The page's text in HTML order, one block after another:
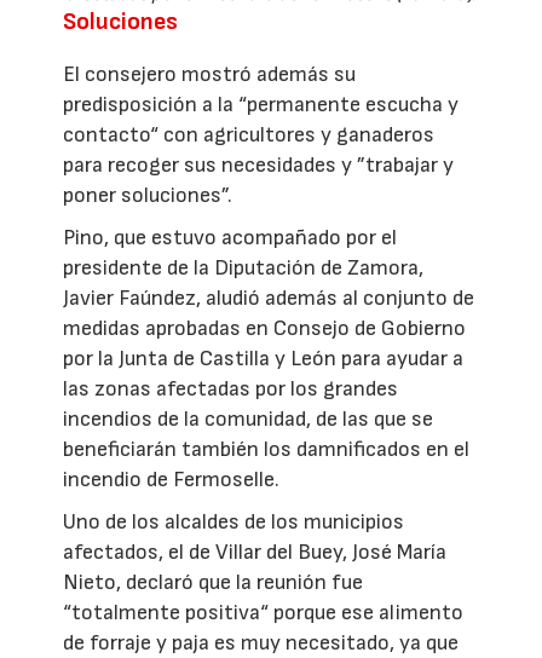
Soluciones
El consejero mostró además su
predisposición a la “permanente escucha y
contacto“ con agricultores y ganaderos
para recoger sus necesidades y ”trabajar y
poner soluciones”.
Pino, que estuvo acompañado por el
presidente de la Diputación de Zamora,
Javier Faúndez, aludió además al conjunto de
medidas aprobadas en Consejo de Gobierno
por la Junta de Castilla y León para ayudar a
las zonas afectadas por los grandes
incendios de la comunidad, de las que se
beneficiarán también los damnificados en el
incendio de Fermoselle.
Uno de los alcaldes de los municipios
afectados, el de Villar del Buey, José María
Nieto, declaró que la reunión fue
“totalmente positiva“ porque ese alimento
de forraje y paja es muy necesitado, ya que